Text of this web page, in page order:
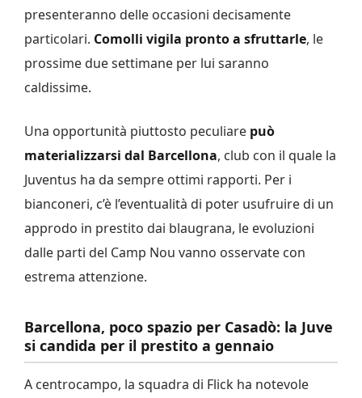
presenteranno delle occasioni decisamente
particolari. Comolli vigila pronto a sfruttarle, le
prossime due settimane per lui saranno
caldissime.
Una opportunità piuttosto peculiare può
materializzarsi dal Barcellona, club con il quale la
Juventus ha da sempre ottimi rapporti. Per i
bianconeri, c’è l’eventualità di poter usufruire di un
approdo in prestito dai blaugrana, le evoluzioni
dalle parti del Camp Nou vanno osservate con
estrema attenzione.
Barcellona, poco spazio per Casadò: la Juve
si candida per il prestito a gennaio
A centrocampo, la squadra di Flick ha notevole